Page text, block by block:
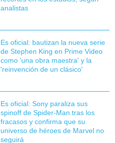
analistas
Es oficial: bautizan la nueva serie
de Stephen King en Prime Video
como 'una obra maestra' y la
'reinvención de un clásico'
Es oficial: Sony paraliza sus
spinoff de Spider-Man tras los
fracasos y confirma que su
universo de héroes de Marvel no
seguirá